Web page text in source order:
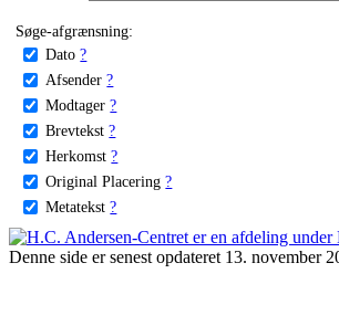
Søge-afgrænsning:
Dato ?
Afsender ?
Modtager ?
Brevtekst ?
Herkomst ?
Original Placering ?
Metatekst ?
Denne side er senest opdateret 13. november